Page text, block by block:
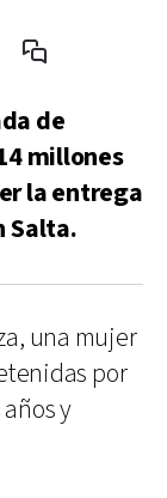
de
millones
la entrega
Salta.
una mujer
por
y